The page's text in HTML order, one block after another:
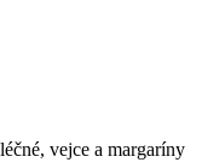
vejce a margaríny